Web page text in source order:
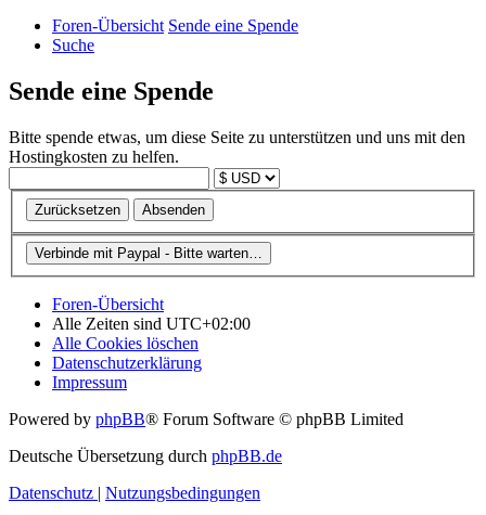
Foren-Übersicht Sende eine Spende
Suche
Sende eine Spende
Bitte spende etwas, um diese Seite zu unterstützen und uns mit den
Hostingkosten zu helfen.
Foren-Übersicht
Alle Zeiten sind UTC+02:00
Alle Cookies löschen
Datenschutzerklärung
Impressum
Powered by phpBB® Forum Software © phpBB Limited
Deutsche Übersetzung durch phpBB.de
Datenschutz
Nutzungsbedingungen